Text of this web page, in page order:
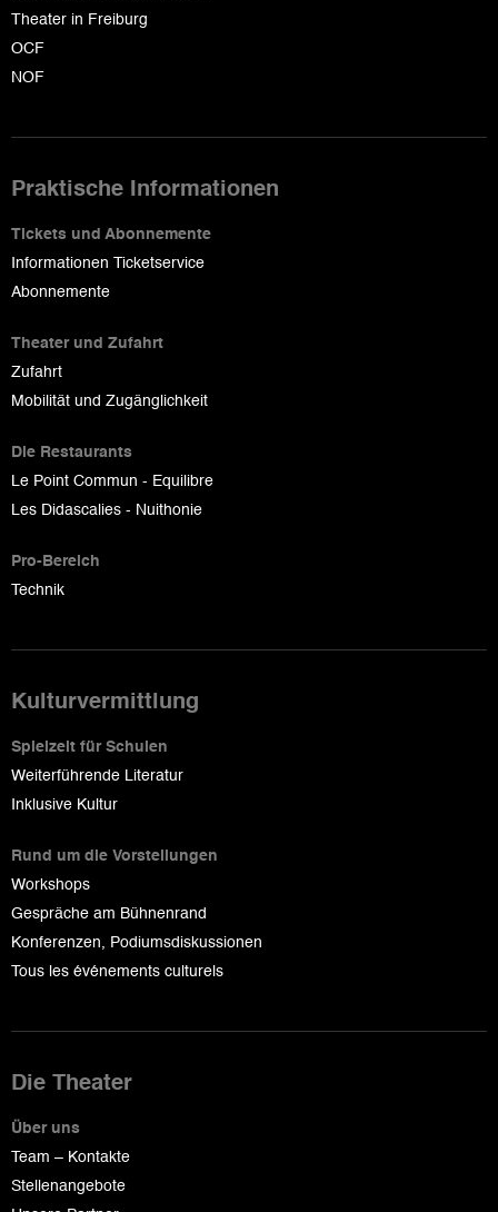
Theater in Freiburg
OCF
NOF
Praktische Informationen
Tickets und Abonnemente
Informationen Ticketservice
Abonnemente
Theater und Zufahrt
Zufahrt
Mobilität und Zugänglichkeit
Die Restaurants
Le Point Commun - Equilibre
Les Didascalies - Nuithonie
Pro-Bereich
Technik
Kulturvermittlung
Spielzeit für Schulen
Weiterführende Literatur
Inklusive Kultur
Rund um die Vorstellungen
Workshops
Gespräche am Bühnenrand
Konferenzen, Podiumsdiskussionen
Tous les événements culturels
Die Theater
Über uns
Team – Kontakte
Stellenangebote